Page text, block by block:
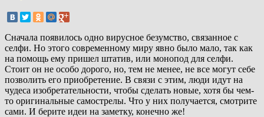
Сначала появилось одно вирусное безумство, связанное с
селфи. Но этого современному миру явно было мало, так как
на помощь ему пришел штатив, или монопод для селфи.
Стоит он не особо дорого, но, тем не менее, не все могут себе
позволить его приобретение. В связи с этим, люди идут на
чудеса изобретательности, чтобы сделать новые, хотя бы чем-
то оригинальные самострелы. Что у них получается, смотрите
сами. И берите идеи на заметку, конечно же!